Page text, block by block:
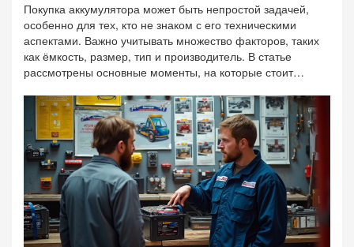
Покупка аккумулятора может быть непростой задачей,
особенно для тех, кто не знаком с его техническими
аспектами. Важно учитывать множество факторов, таких
как ёмкость, размер, тип и производитель. В статье
рассмотрены основные моменты, на которые стоит
представлены советы, которые помогут сделать
правильный выбор, избежать распространённых ошибок и
продлить срок службы батареи. Каждая покупка должна
основываться на тщательном анализе и понимании
ваших требований.